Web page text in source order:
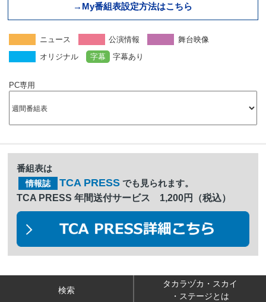
→My番組表設定方法はこちら
ニュース 公演情報
舞台映像
オリジナル
字幕 字幕あり
PC専用
番組表は
情報誌 TCA PRESS でも見られます。
TCA PRESS 年間送付サービス 1,200円（税込）
検索
タカラヅカ・スカイ
・ステージとは